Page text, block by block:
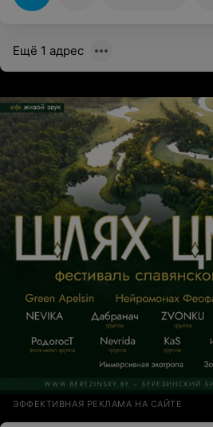
Ещё 1 адрес
ЭФФЕКТИВНАЯ РЕКЛАМА НА САЙТЕ